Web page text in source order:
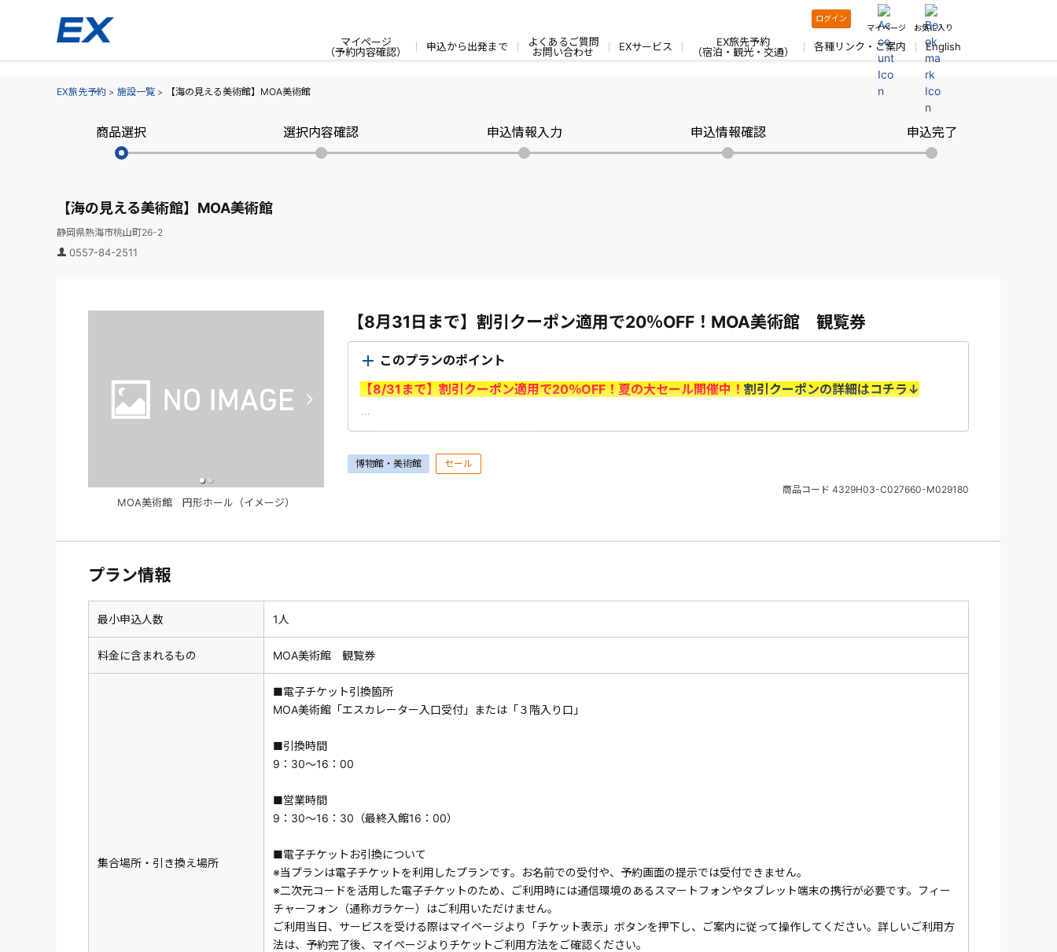
ログイン
マイページ
お気に入り
マイページ
（予約内容確認）
申込から出発まで
よくあるご質問
お問い合わせ
EXサービス
EX旅先予約
（宿泊・観光・交通）
各種リンク・ご案内 English
EX旅先予約 施設一覧 【海の見える美術館】MOA美術館
商品選択 選択内容確認 申込情報入力 申込情報確認 申込完了
【海の見える美術館】MOA美術館
静岡県熱海市桃山町26-2
0557-84-2511
MOA美術館 円形ホール（イメージ）
【8月31日まで】割引クーポン適用で20％OFF！MOA美術館 観覧券
このプランのポイント
【8/31まで】割引クーポン適用で20％OFF！夏の大セール開催中！割引クーポンの詳細はコチラ↓
＜ご利用前に必ずご確認ください＞
・7/1（水）～8/31（月）出発分が対象です。＜申込期間：7/1（水）10：00～8/31（月）＞
・割引はクーポン利用時に適用されます。
※1予約あたりの最大割引額は6,000円となります。
対してクーポン割引額は充当できません。
・すでにご予約済みの商品には、クーポンはご利用いただけません。
・割引内容、割引対象商品は期間中に追加、変更される場合があります。また、予算上限に達し次第、予
告なく割引クーポンの適用を終了する場合がございます。予めご了承ください。
○●MOA美術館について●○
北斎や琳派など、日本美術の精華をめぐりながら、四季を感じる自然とアートが響きあう時間をお楽しみ
いただけます。
その他、展示される作品の美を最大限に生かす展示空間も注目のポイント。
全面ガラス張りの明るく開放感のある【メインロビー
博物館・美術館 セール
商品コード 4329H03-C027660-M029180
プラン情報
最小申込人数 1人
料金に含まれるもの MOA美術館 観覧券
集合場所・引き換え場所
■電子チケット引換箇所
MOA美術館「エスカレーター入口受付」または「３階入り口」
■引換時間
9：30～16：00
■営業時間
9：30～16：30（最終入館16：00）
■電子チケットお引換について
※当プランは電子チケットを利用したプランです。お名前での受付や、予約画面の提示では受付できません。
※二次元コードを活用した電子チケットのため、ご利用時には通信環境のあるスマートフォンやタブレット端末の携行が必要です。フィー
チャーフォン（通称ガラケー）はご利用いただけません。
ご利用当日、サービスを受ける際はマイページより「チケット表示」ボタンを押下し、ご案内に従って操作してください。詳しいご利用方
法は、予約完了後、マイページよりチケットご利用方法をご確認ください。